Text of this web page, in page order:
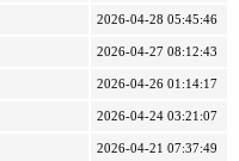
2026-04-28 05:45:46
2026-04-27 08:12:43
2026-04-26 01:14:17
2026-04-24 03:21:07
2026-04-21 07:37:49